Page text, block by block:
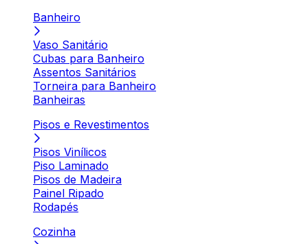
Banheiro
Vaso Sanitário
Cubas para Banheiro
Assentos Sanitários
Torneira para Banheiro
Banheiras
Pisos e Revestimentos
Pisos Vinílicos
Piso Laminado
Pisos de Madeira
Painel Ripado
Rodapés
Cozinha